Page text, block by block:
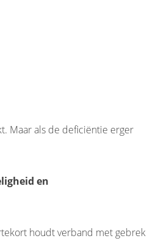
Maar als de deficiëntie erger
en
houdt verband met gebrek